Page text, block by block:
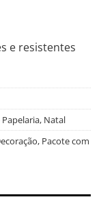
e resistentes
Papelaria, Natal
, Pacote com